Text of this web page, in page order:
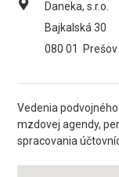
Daneka, s.r.o.
Bajkalská 30
080 01
Prešov
Vedenia
mzdovej agendy,
spracovania